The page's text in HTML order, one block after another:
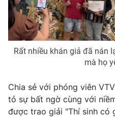
Cơ quan báo chí:Thời báo VTV
Giấy phép hoạt động báo in và
cấp ngày 29/12/2023
Phó Tổng Biên tập: Nguyễn Thị
Tổng đài VTV:
024.38 355 931
Ðiện thoại Thời báo VTV:
Email: toasoan@vtv.vn
Rất nhiều khán giả đã nán
mà họ
Chia sẻ với phóng viên
tỏ sự bất ngờ cùng với
được trao giải "Thí sinh có